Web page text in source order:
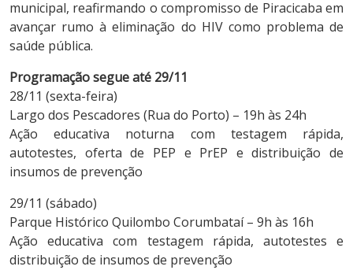
municipal, reafirmando o compromisso de Piracicaba em
avançar rumo à eliminação do HIV como problema de
saúde pública.
Programação segue até 29/11
28/11 (sexta-feira)
Largo dos Pescadores (Rua do Porto) – 19h às 24h
Ação educativa noturna com testagem rápida,
autotestes, oferta de PEP e PrEP e distribuição de
insumos de prevenção
29/11 (sábado)
Parque Histórico Quilombo Corumbataí – 9h às 16h
Ação educativa com testagem rápida, autotestes e
distribuição de insumos de prevenção